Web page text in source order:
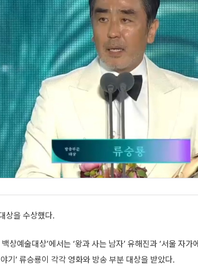
상을 수상했다.
상예술대상’에서는 ‘왕과 사는 남자’ 유해진과 ‘서울 자가에
기’ 류승룡이 각각 영화와 방송 부분 대상을 받았다.